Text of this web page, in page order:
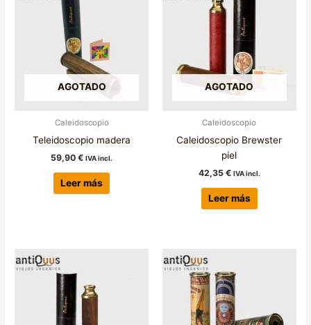
AGOTADO
Caleidoscopio
Teleidoscopio madera
59,90€ IVA incl.
Leer más
AGOTADO
Caleidoscopio
Caleidoscopio Brewster
piel
42,35 € IVA incl.
Leer más
variantes.